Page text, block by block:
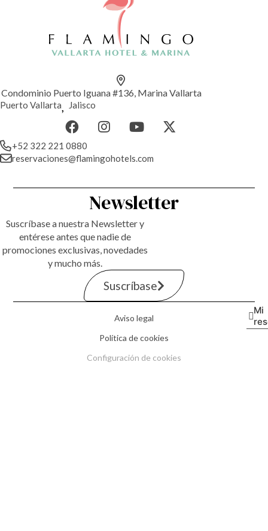
Condominio Puerto Iguana #136, Marina Vallarta
Puerto Vallarta, Jalisco
+52 322 221 0880
reservaciones@flamingohotels.com
Newsletter
Suscríbase a nuestra Newsletter y
entérese antes que nadie de
promociones exclusivas, novedades
y mucho más.
Suscríbase
Aviso legal
Política de cookies
Configuración de cookies
Mi